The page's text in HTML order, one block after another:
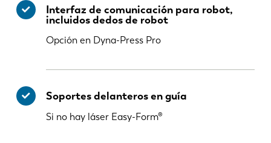
Interfaz de comunicación para robot,
incluidos dedos de robot
Opción en Dyna-Press Pro
Soportes delanteros en guía
Si no hay láser Easy-Form®